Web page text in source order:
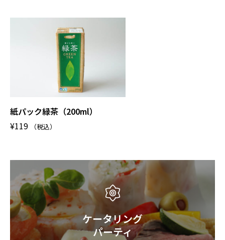
紙パック緑茶（200ml）
¥119 （税込）
ケータリング
パーティ